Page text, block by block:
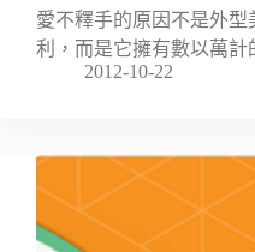
愛不釋手的原因不是外型
利，而是它擁有數以萬
2012-10-22